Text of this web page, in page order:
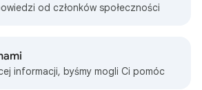
od członków społeczności
informacji, byśmy mogli Ci pomóc